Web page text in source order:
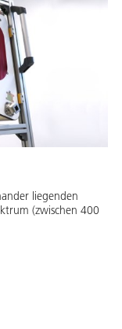
liegenden
(zwischen 400